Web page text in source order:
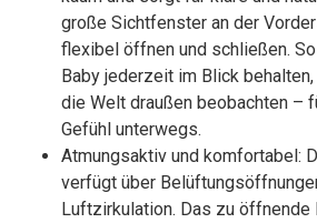
große Sichtfenster an der
flexibel öffnen und schließen.
Baby jederzeit im Blick
die Welt draußen beobachten –
Gefühl unterwegs.
Atmungsaktiv und komfortabel:
verfügt über
Luftzirkulation. Das zu öffnende